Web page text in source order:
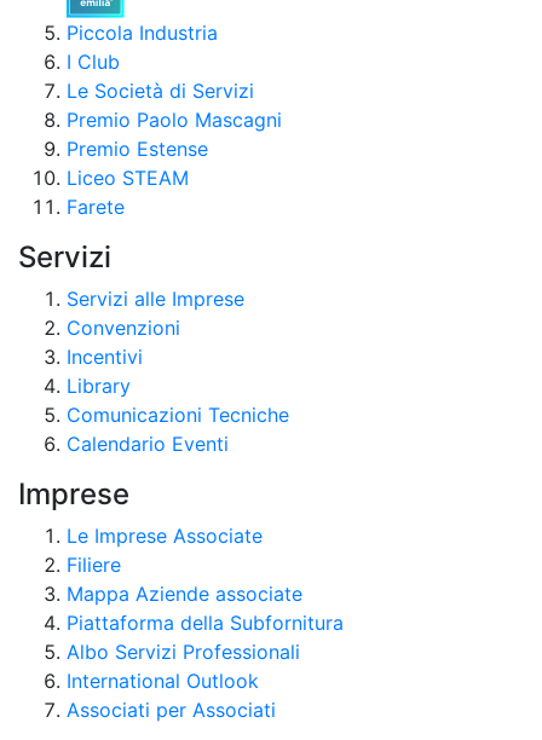
Piccola Industria
I Club
Le Società di Servizi
Premio Paolo Mascagni
Premio Estense
Liceo STEAM
Farete
Servizi
Servizi alle Imprese
Convenzioni
Incentivi
Library
Comunicazioni Tecniche
Calendario Eventi
Imprese
Le Imprese Associate
Filiere
Mappa Aziende associate
Piattaforma della Subfornitura
Albo Servizi Professionali
International Outlook
Associati per Associati